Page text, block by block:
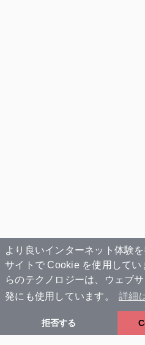
より良いインターネット体験を
サイトで Cookie を使用してい
らのテクノロジーは、ウェブ
発にも使用しています。
詳細
拒否する